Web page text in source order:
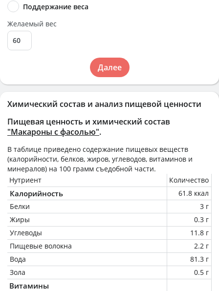
Химический состав и анализ пищевой ценности
Пищевая ценность и химический состав
"Макароны с фасолью".
В таблице приведено содержание пищевых веществ
(калорийности, белков, жиров, углеводов, витаминов и
минералов) на 100 грамм съедобной части.
Нутриент
Количество
Калорийность
61.8 ккал
Белки
3 г
Жиры
0.3 г
Углеводы
11.8 г
Пищевые волокна
2.2 г
Вода
81.3 г
Зола
0.5 г
Витамины
Поддержание веса
Желаемый вес
Далее